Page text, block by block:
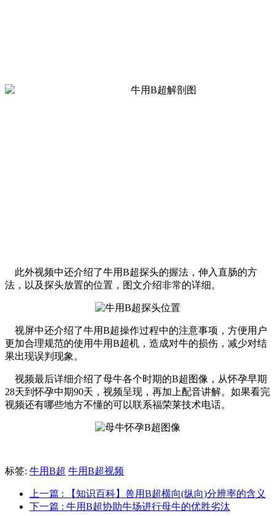
此外视频中还介绍了牛用B超探头的握法，伸入直肠的方
法，以及探头放置的位置，图文介绍非常的详细。
视屏中还介绍了牛用B超操作过程中的注意事项，方便用户
更加合理规范的使用牛用B超机，造成对牛的损伤，减少对结
果出现误判现象。
视频最后详细介绍了母牛各个时期的B超图像，从怀孕早期
28天到怀孕中期90天，视频呈现，再加上配音讲解。如果看完
视频还有哪些地方不懂的可以联系福荣莱技术电话。
标签: 牛用B超 牛用B超视频
上一篇 : 【知识百科】兽用B超横向(纵向)分辨率的含义
下一篇 : 牛用B超协助牛场进行母牛的优胜劣汰